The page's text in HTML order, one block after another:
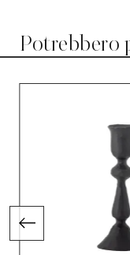
Potrebbero